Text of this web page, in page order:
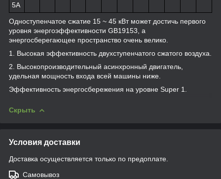
5A
Одноступенчатое сжатие 15 ~ 45 кВт может достичь первого
уровня энергоэффективности GB19153, а
энергосберегающее пространство очень велико.
1. Высокая эффективность двухступенчатого сжатого воздуха.
2. Высокопроизводительный асинхронный двигатель,
удельная мощность входа всей машины ниже.
Эффективность энергосбережения на уровне Super 1.
Скрыть
Условия доставки
Доставка осуществляется только по предоплате.
Самовывоз